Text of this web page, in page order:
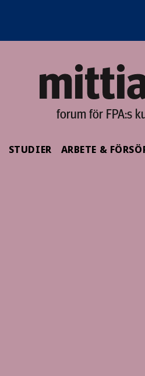
forum för FPA:s
STUDIER ARBETE &